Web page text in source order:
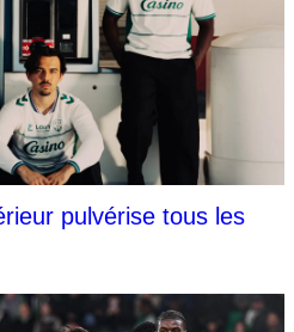
pulvérise tous les